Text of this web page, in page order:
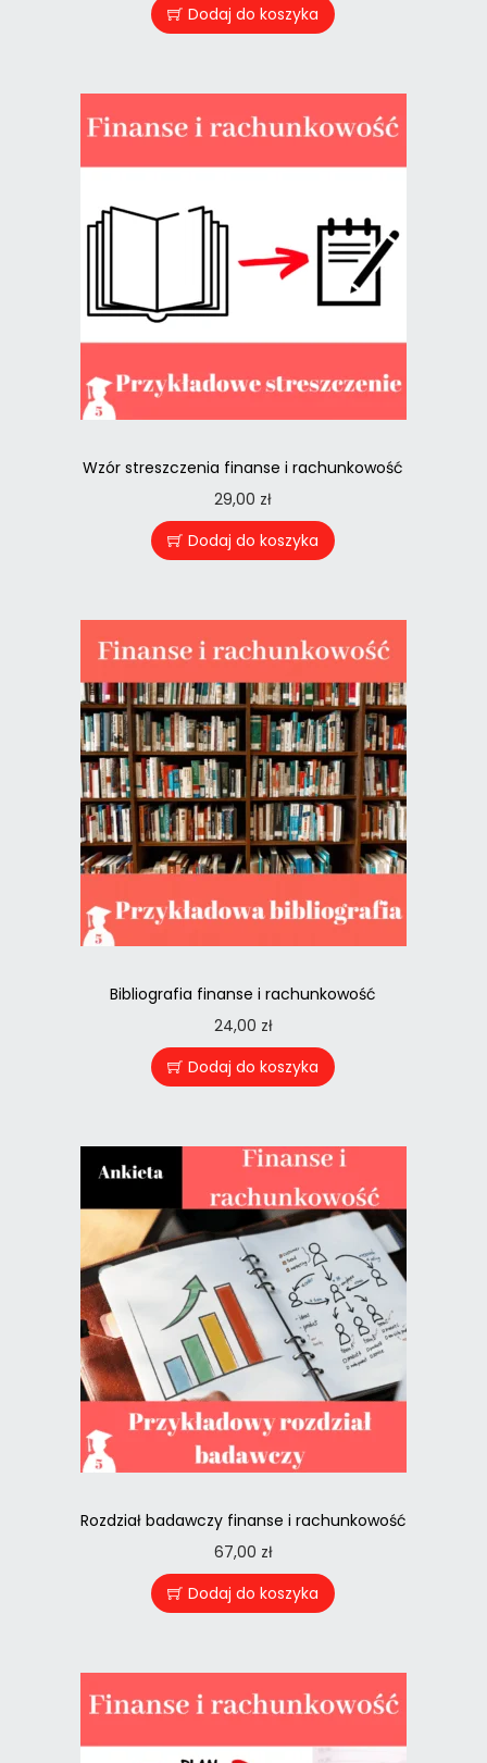
Dodaj do koszyka
Wzór streszczenia finanse i rachunkowość
29,00 zł
Dodaj do koszyka
Bibliografia finanse i rachunkowość
24,00 zł
Dodaj do koszyka
Rozdział badawczy finanse i rachunkowość
67,00 zł
Dodaj do koszyka